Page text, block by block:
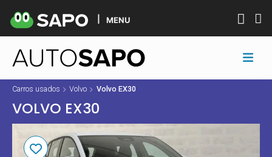
MENU
Carros usados Volvo Volvo EX30
VOLVO EX30